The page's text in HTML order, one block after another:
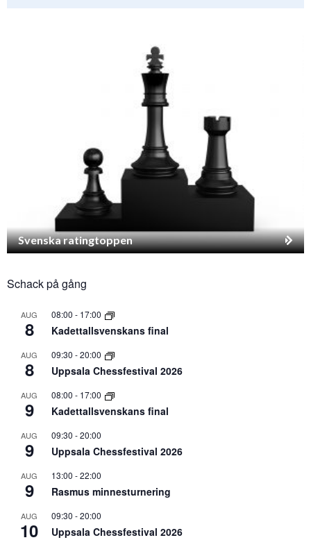
Svenska ratingtoppen
Schack på gång
AUG
8
08:00 - 17:00
Kadettallsvenskans final
AUG
8
09:30 -20:00
Uppsala Chessfestival 2026
AUG
9
08:00 - 17:00
Kadettallsvenskans final
AUG
9
09:30 -20:00
Uppsala Chessfestival 2026
AUG
9
13:00 -22:00
Rasmus minnesturnering
AUG
10
09:30 -20:00
Uppsala Chessfestival 2026